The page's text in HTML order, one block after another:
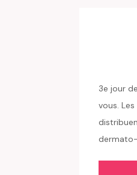
3e jour
vous.
dermato-